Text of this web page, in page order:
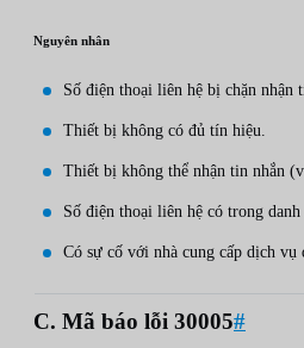
Nguyên nhân
Số điện thoại liên hệ bị chặn nhận
Thiết bị không có đủ tín hiệu.
Thiết bị không thể nhận tin nhắn
Số điện thoại liên hệ có trong
Có sự cố với nhà cung cấp dịch vụ
C. Mã báo lỗi 30005#